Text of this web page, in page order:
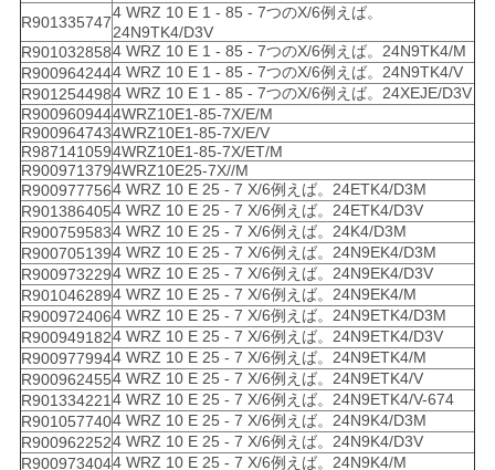
R901335747
4 WRZ 10 E 1 - 85 - 7つのX/6例えば。
24N9TK4/D3V
R9010328584 WRZ 10 E 1 - 85 - 7つのX/6例えば。24N9TK4/M
R9009642444 WRZ 10 E 1 - 85 - 7つのX/6例えば。24N9TK4/V
R9012544984 WRZ 10 E 1 - 85 - 7つのX/6例えば。24XEJE/D3V
R9009609444WRZ10E1-85-7X/E/M
R9009647434WRZ10E1-85-7X/E/V
R9871410594WRZ10E1-85-7X/ET/M
R9009713794WRZ10E25-7X//M
R9009777564 WRZ 10 E 25 - 7 X/6例えば。24ETK4/D3M
R9013864054 WRZ 10 E 25 - 7 X/6例えば。24ETK4/D3V
R9007595834 WRZ 10 E 25 - 7 X/6例えば。24K4/D3M
R9007051394 WRZ 10 E 25 - 7 X/6例えば。24N9EK4/D3M
R9009732294 WRZ 10 E 25 - 7 X/6例えば。24N9EK4/D3V
R9010462894 WRZ 10 E 25 - 7 X/6例えば。24N9EK4/M
R9009724064 WRZ 10 E 25 - 7 X/6例えば。24N9ETK4/D3M
R9009491824 WRZ 10 E 25 - 7 X/6例えば。24N9ETK4/D3V
R9009779944 WRZ 10 E 25 - 7 X/6例えば。24N9ETK4/M
R9009624554 WRZ 10 E 25 - 7 X/6例えば。24N9ETK4/V
R901334221 4 WRZ 10 E 25 - 7 X/6例えば。24N9ETK4/V-674
R9010577404 WRZ 10 E 25 - 7 X/6例えば。24N9K4/D3M
R9009622524 WRZ 10 E 25 - 7 X/6例えば。24N9K4/D3V
R9009734044 WRZ 10 E 25 - 7 X/6例えば。24N9K4/M